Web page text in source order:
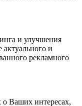
и улучшения
актуального и
рекламного
о Ваших интересах,